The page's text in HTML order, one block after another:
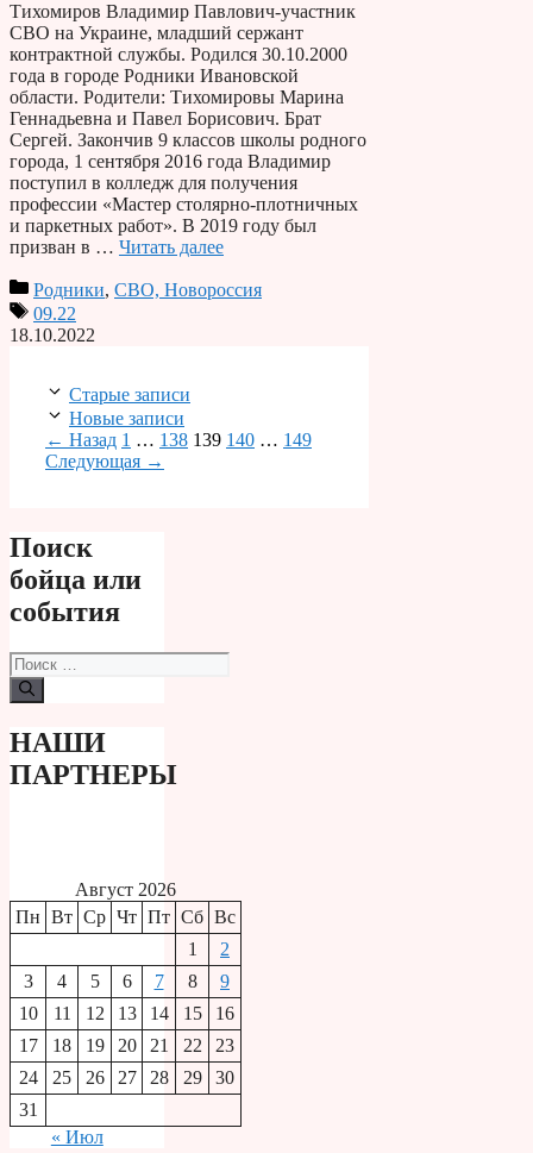
Тихомиров Владимир Павлович-участник
СВО на Украине, младший сержант
контрактной службы. Родился 30.10.2000
года в городе Родники Ивановской
области. Родители: Тихомировы Марина
Геннадьевна и Павел Борисович. Брат
Сергей. Закончив 9 классов школы родного
города, 1 сентября 2016 года Владимир
поступил в колледж для получения
профессии «Мастер столярно-плотничных
и паркетных работ». В 2019 году был
призван в … Читать далее
Родники, СВО, Новороссия
09.22
18.10.2022
Старые записи
Новые записи
← Назад Страница
1 … Страница
138 Страница
139 Страница
140 … Страница
149
Следующая →
Поиск
бойца или
события
Поиск:
НАШИ
ПАРТНЕРЫ
Август 2026
Пн Вт Ср Чт Пт Сб Вс
1
2
3
4 5 6 7 8
9
10
11 12 13 14 15
16
17
18 19 20 21 22
23
24
25 26 27 28 29
30
31
« Июл